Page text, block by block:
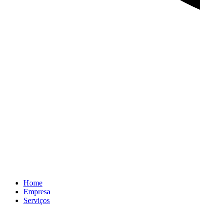
Home
Empresa
Serviços